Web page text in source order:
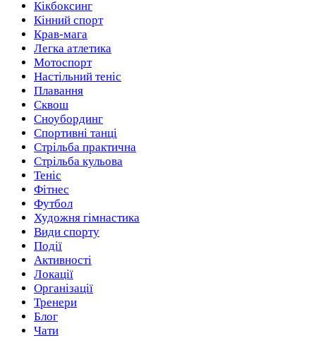
Кікбоксинг
Кінний спорт
Крав-мага
Легка атлетика
Мотоспорт
Настільний теніс
Плавання
Сквош
Сноубординг
Спортивні танці
Стрільба практична
Стрільба кульова
Теніс
Фітнес
Футбол
Художня гімнастика
Види спорту
Події
Активності
Локації
Організації
Тренери
Блог
Чати